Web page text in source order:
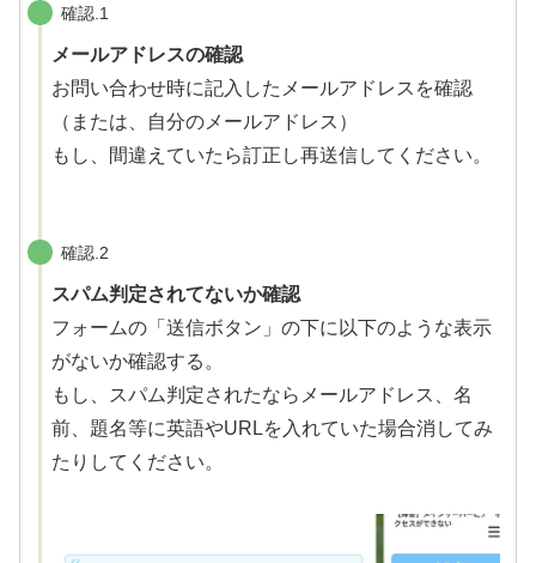
確認.1
メールアドレスの確認
お問い合わせ時に記入したメールアドレスを確認
（または、自分のメールアドレス）
もし、間違えていたら訂正し再送信してください。
確認.2
スパム判定されてないか確認
フォームの「送信ボタン」の下に以下のような表示
がないか確認する。
もし、スパム判定されたならメールアドレス、名
前、題名等に英語やURLを入れていた場合消してみ
たりしてください。